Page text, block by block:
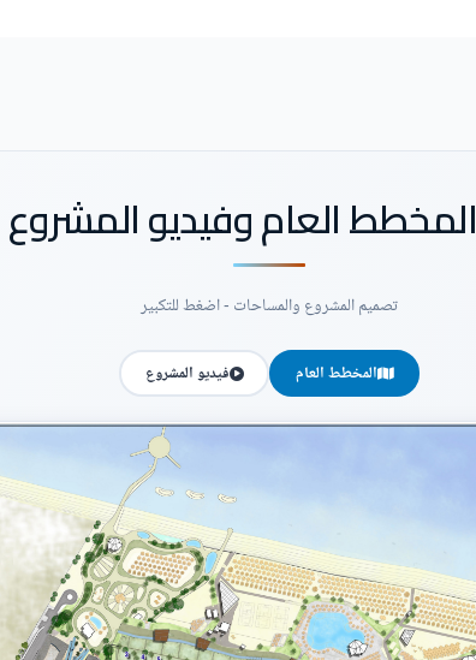
المخطط العام وفيديو المشروع
تصميم المشروع والمساحات - اضغط للتكبير
المخطط العام فيديو المشروع